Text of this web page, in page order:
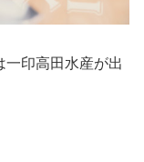
一印高田水産が出